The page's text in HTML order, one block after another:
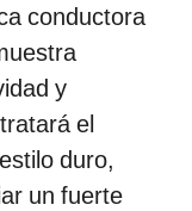
conductora
y
el
duro,
un fuerte